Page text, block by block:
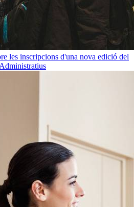
les inscripcions d'una nova edició del